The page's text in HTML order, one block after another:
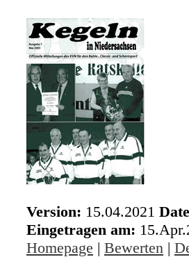
Version: 15.04.2021
Eingetragen am:
Homepage | Bewerten |